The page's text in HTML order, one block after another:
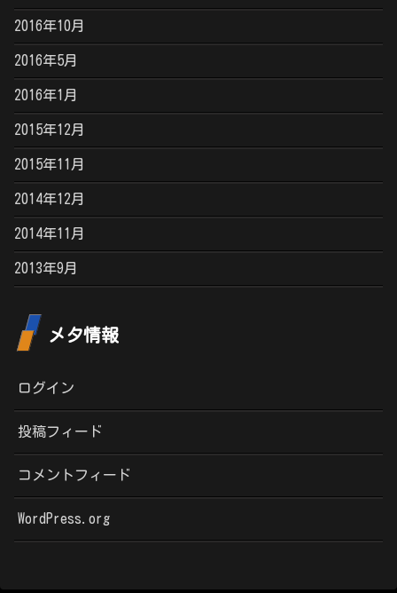
2016年10月
2016年5月
2016年1月
2015年12月
2015年11月
2014年12月
2014年11月
2013年9月
メタ情報
ログイン
投稿フィード
コメントフィード
WordPress.org